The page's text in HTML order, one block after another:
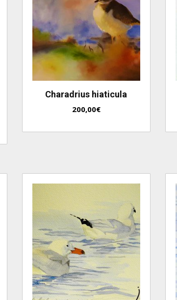
Charadrius hiaticula
200,00€